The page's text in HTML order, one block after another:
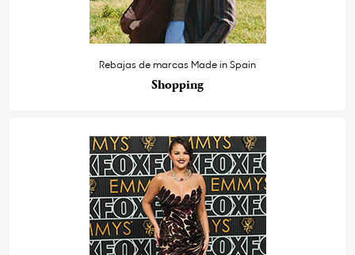
Rebajas de marcas Made in Spain
Shopping